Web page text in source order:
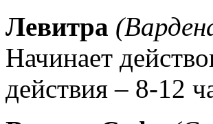
Левитра
Начинает
действия – 8-12